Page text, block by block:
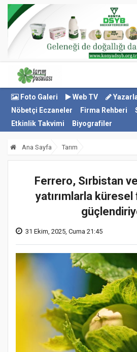
Foto Galeri Web TV
Nöbetçi Eczaneler
Firma Rehberi
Etkinlik Takvimi
Biyografiler
Ana Sayfa Tarım
Ferrero, Sırbistan
yatırımlarla küresel
31 Ekim, 2025, Cuma 21:45